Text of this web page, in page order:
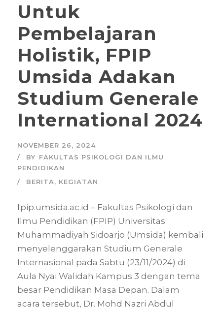
Untuk
Pembelajaran
Holistik, FPIP
Umsida Adakan
Studium Generale
International 2024
NOVEMBER 26, 2024
BY FAKULTAS PSIKOLOGI DAN ILMU
PENDIDIKAN
BERITA, KEGIATAN
fpip.umsida.ac.id – Fakultas Psikologi dan
Ilmu Pendidikan (FPIP) Universitas
Muhammadiyah Sidoarjo (Umsida) kembali
menyelenggarakan Studium Generale
Internasional pada Sabtu (23/11/2024) di
Aula Nyai Walidah Kampus 3 dengan tema
besar Pendidikan Masa Depan. Dalam
acara tersebut, Dr. Mohd Nazri Abdul